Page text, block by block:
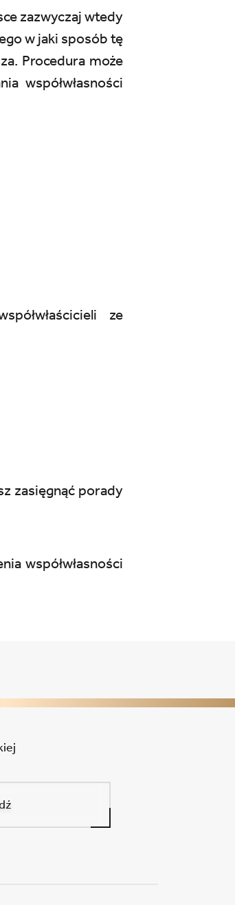
zazwyczaj wtedy
w jaki sposób tę
Procedura może
współwłasności
ze
zasięgnąć porady
współwłasności